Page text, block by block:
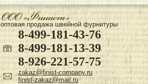
оптовая продажа швейной фурнитуры
8-499-181-43-76
8-499-181-13-39
8-926-221-57-75
zakaz@finist-company.ru
finist-zakaz@mail.ru